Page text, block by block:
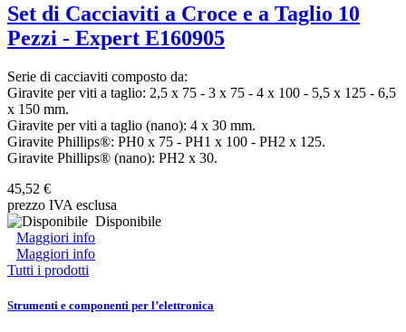
Set di Cacciaviti a Croce e a Taglio 10
Pezzi - Expert E160905
Serie di cacciaviti composto da:
Giravite per viti a taglio: 2,5 x 75 - 3 x 75 - 4 x 100 - 5,5 x 125 - 6,5
x 150 mm.
Giravite per viti a taglio (nano): 4 x 30 mm.
Giravite Phillips®: PH0 x 75 - PH1 x 100 - PH2 x 125.
Giravite Phillips® (nano): PH2 x 30.
45,52 €
prezzo IVA esclusa
Disponibile
Maggiori info
Maggiori info
Tutti i prodotti
Strumenti e componenti per l’elettronica